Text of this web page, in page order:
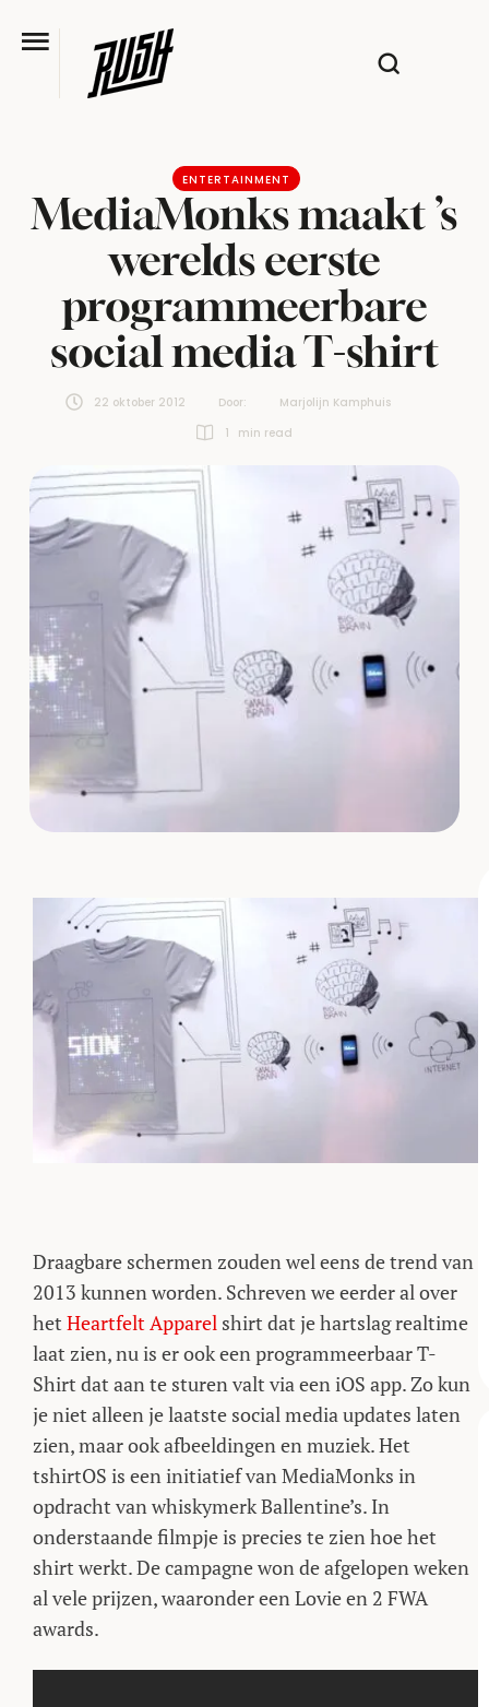
ENTERTAINMENT
MediaMonks maakt ’s
werelds eerste
programmeerbare
social media T-shirt
22 oktober 2012 Door:
Marjolijn Kamphuis
1
min read
Draagbare schermen zouden wel eens de trend van
2013 kunnen worden. Schreven we eerder al over
het Heartfelt Apparel shirt dat je hartslag realtime
laat zien, nu is er ook een programmeerbaar T-
Shirt dat aan te sturen valt via een iOS app. Zo kun
je niet alleen je laatste social media updates laten
zien, maar ook afbeeldingen en muziek. Het
tshirtOS is een initiatief van MediaMonks in
opdracht van whiskymerk Ballentine’s. In
onderstaande filmpje is precies te zien hoe het
shirt werkt. De campagne won de afgelopen weken
al vele prijzen, waaronder een Lovie en 2 FWA
awards.